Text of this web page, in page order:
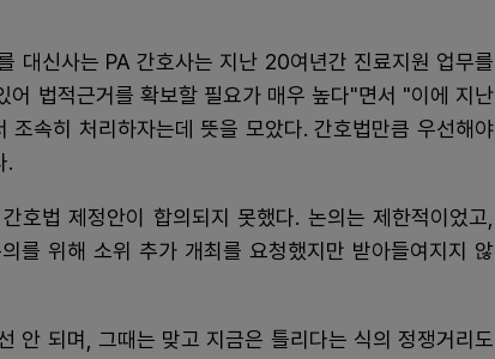
대신사는 PA 간호사는 지난 20여년간 진료지원 업무를
어 법적근거를 확보할 필요가 매우 높다"면서 "이에 지난
속히 처리하자는데 뜻을 모았다. 간호법만큼 우선해야
.
호법 제정안이 합의되지 못했다. 논의는 제한적이었고,
를 위해 소위 추가 개최를 요청했지만 받아들여지지 않
안 되며, 그때는 맞고 지금은 틀리다는 식의 정쟁거리도